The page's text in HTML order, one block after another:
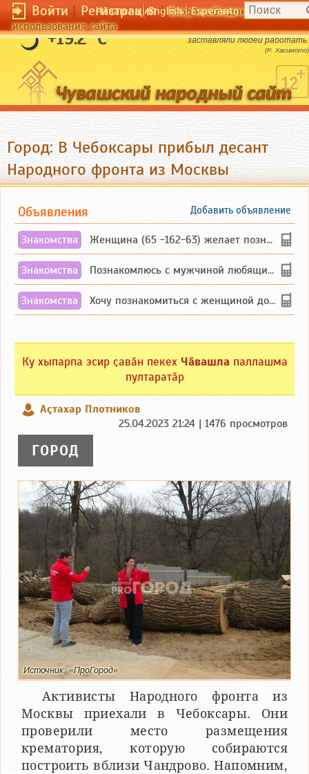
Войти|Регистрация|Вход необходим для
использования сайта
Чӑвашла English Esperanto
+19.2 °C
Надо, чтобы условия, а не управляющие
заставляли людей работать.
(Р. Хасимото)
Город: В Чебоксары прибыл десант
Народного фронта из Москвы
Добавить объявление
Объявления
Знакомства Женщина (65 -162-63) желает познакомиться с одиноким, добродушным, без вредных ...
Знакомства Познакомлюсь с мужчиной любящим танцевать и петь на родном чувашском языке
Знакомства Хочу познакомиться с женщиной до 55 лет чувашской или русской национальности дл...
Ку хыпарпа эсир ҫавӑн пекех Чӑвашла паллашма
пултаратӑр
Аçтахар Плотников
25.04.2023 21:24 | 1476 просмотров
ГОРОД
Источник: «ПроГород»
Активисты Народного фронта из
Москвы приехали в Чебоксары. Они
проверили место размещения
крематория, которую собираются
построить вблизи Чандрово. Напомним,